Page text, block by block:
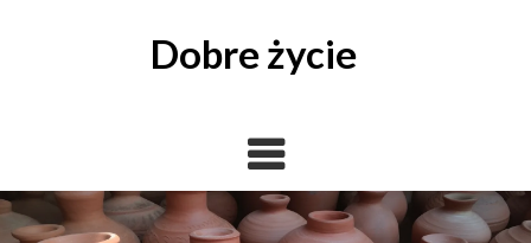
Dobre życie